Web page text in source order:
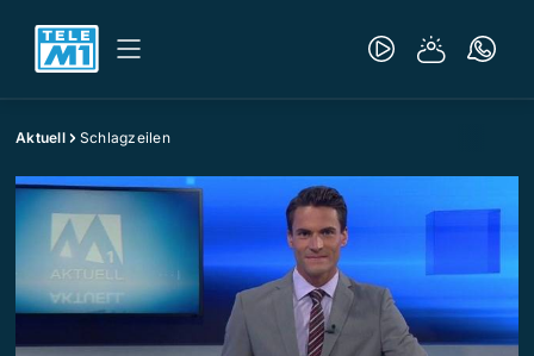
Aktuell Schlagzeilen